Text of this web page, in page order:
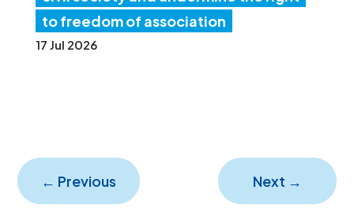
to freedom of association
17 Jul 2026
← Previous Next →